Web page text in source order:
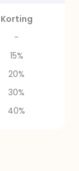
Korting
-
15%
20%
30%
40%